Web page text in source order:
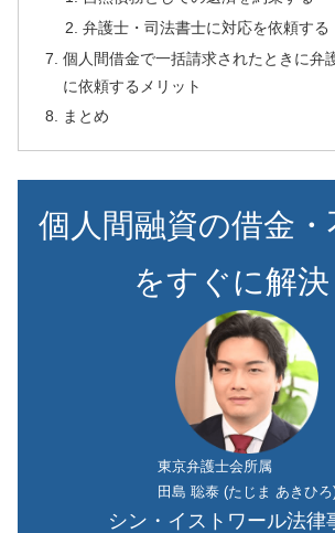
弁護士・司法書士に対応を依頼する
個人間借金で一括請求されたときに弁
に依頼するメリット
まとめ
個人間融資の借金
をすぐに解決
東京弁護士会所属
田島 聡泰 (たじま あきひろ
シン・イストワール法律